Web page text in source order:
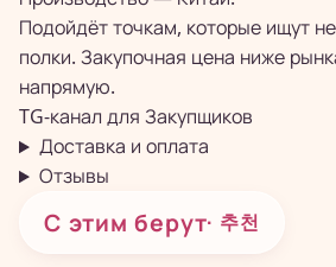
Подойдёт точкам, которые ищут
полки. Закупочная цена ниже
напрямую.
TG-канал для Закупщиков
Доставка и оплата
Отзывы
С этим берут· 추천